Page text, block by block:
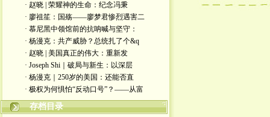
· 赵晓 | 荣耀神的生命：纪念冯秉
· 廖祖笙：国殇——廖梦君惨烈遇害二
· 慕尼黑中领馆前的抗呐喊与坚守：
· 杨漫克：共产威胁？总统扎了个&q
· 赵晓 | 美国真正的伟大：重新发
· Joseph Shi｜破局与新生：以深层
· 杨漫克｜250岁的美国：还能否直
· 极权为何惧怕“反动口号”？——从富
存档目录